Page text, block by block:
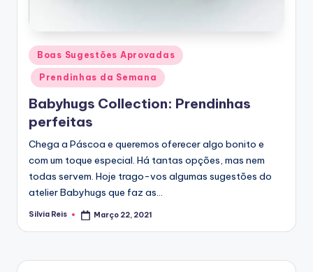
Posted
in
Boas Sugestões Aprovadas
Prendinhas da Semana
Babyhugs Collection: Prendinhas
perfeitas
Chega a Páscoa e queremos oferecer algo bonito e
com um toque especial. Há tantas opções, mas nem
todas servem. Hoje trago-vos algumas sugestões do
atelier Babyhugs que faz as…
Posted
Silvia Reis Março 22, 2021